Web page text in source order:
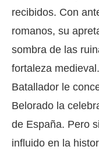
recibidos. Con
romanos, su
sombra de las
fortaleza
Batallador le
Belorado la
de España. Pero
influido en la